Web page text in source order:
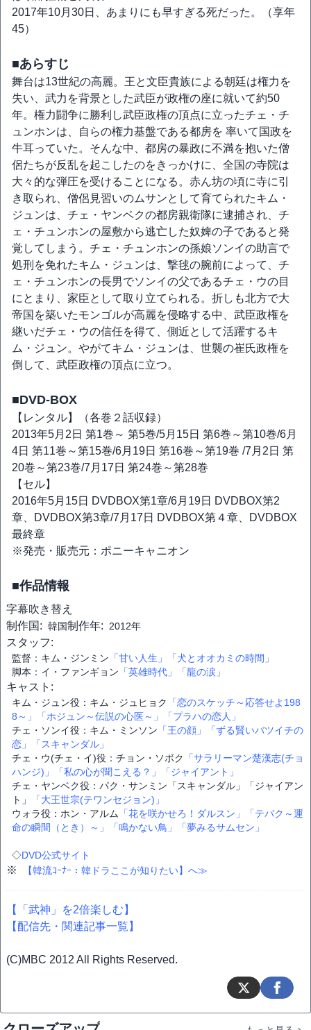
2017年10月30日、あまりにも早すぎる死だった。（享年
45）
■あらすじ
舞台は13世紀の高麗。王と文臣貴族による朝廷は権力を
失い、武力を背景とした武臣が政権の座に就いて約50
年。権力闘争に勝利し武臣政権の頂点に立ったチェ・チ
ュンホンは、自らの権力基盤である都房を 率いて国政を
牛耳っていた。そんな中、都房の暴政に不満を抱いた僧
侶たちが反乱を起こしたのをきっかけに、全国の寺院は
大々的な弾圧を受けることになる。赤ん坊の頃に寺に引
き取られ、僧侶見習いのムサンとして育てられたキム・
ジュンは、チェ・ヤンベクの都房親衛隊に逮捕され、チ
ェ・チュンホンの屋敷から逃亡した奴婢の子であると発
覚してしまう。チェ・チュンホンの孫娘ソンイの助言で
処刑を免れたキム・ジュンは、撃毬の腕前によって、チ
ェ・チュンホンの長男でソンイの父であるチェ・ウの目
にとまり、家臣として取り立てられる。折しも北方で大
帝国を築いたモンゴルが高麗を侵略する中、武臣政権を
継いだチェ・ウの信任を得て、側近として活躍するキ
ム・ジュン。やがてキム・ジュンは、世襲の崔氏政権を
倒して、武臣政権の頂点に立つ。
■DVD-BOX
【レンタル】（各巻２話収録）
2013年5月2日 第1巻～ 第5巻/5月15日 第6巻～第10巻/6月
4日 第11巻～第15巻/6月19日 第16巻～第19巻 /7月2日 第
20巻～第23巻/7月17日 第24巻～第28巻
【セル】
2016年5月15日 DVDBOX第1章/6月19日 DVDBOX第2
章、DVDBOX第3章/7月17日 DVDBOX第４章、DVDBOX
最終章
※発売・販売元：ポニーキャニオン
■作品情報
字幕吹き替え
制作国: 韓国制作年: 2012年
スタッフ:
監督：キム・ジンミン 「甘い人生」
「犬とオオカミの時間」
脚本：イ・ファンギョン 「英雄時代」 「龍の涙」
キャスト:
キム・ジュン役：キム・ジュヒョク
「恋のスケッチ～応答せよ198
8～」
「ホジュン～伝説の心医～」
「プラハの恋人」
チェ・ソンイ役：キム・ミンソン 「王の顔」
「ずる賢いバツイチの
恋」
「スキャンダル」
チェ・ウ(チェ・イ)役：チョン・ソボク
「サラリーマン楚漢志(チョ
ハンジ)」
「私の心が聞こえる？」
「ジャイアント」
チェ・ヤンベク役：パク・サンミン「スキャンダル」「ジャイアン
ト」
「大王世宗(テワンセジョン)」
ウォラ役：ホン・アルム
「花を咲かせろ！ダルスン」
「テバク～運
命の瞬間（とき）～」
「鳴かない鳥」 「夢みるサムセン」
◇DVD公式サイト
※ 【韓流ｺｰﾅｰ：韓ドラここが知りたい】へ≫
【「武神」を2倍楽しむ】
【配信先・関連記事一覧】
(C)MBC 2012 All Rights Reserved.